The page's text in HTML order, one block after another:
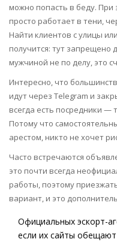
можно попасть в беду.
просто работает в тени,
Найти клиентов с улицы
получится: тут запрещено
мужчиной не по делу, это
Интересно, что
идут через Telegram и
всегда есть посредники
Потому что
арестом, никто не хочет
Часто встречаются
это почти всегда
работы, поэтому
вариант, и это
Официальных эскорт-
если их сайты